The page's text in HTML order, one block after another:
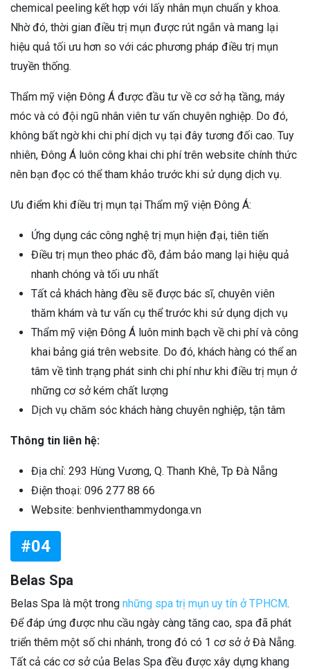
chemical peeling kết hợp với lấy nhân mụn chuẩn y khoa.
Nhờ đó, thời gian điều trị mụn được rút ngắn và mang lại
hiệu quả tối ưu hơn so với các phương pháp điều trị mụn
truyền thống.
Thẩm mỹ viện Đông Á được đầu tư về cơ sở hạ tầng, máy
móc và có đội ngũ nhân viên tư vấn chuyên nghiệp. Do đó,
không bất ngờ khi chi phí dịch vụ tại đây tương đối cao. Tuy
nhiên, Đông Á luôn công khai chi phí trên website chính thức
nên bạn đọc có thể tham khảo trước khi sử dụng dịch vụ.
Ưu điểm khi điều trị mụn tại Thẩm mỹ viện Đông Á:
Ứng dụng các công nghệ trị mụn hiện đại, tiên tiến
Điều trị mụn theo phác đồ, đảm bảo mang lại hiệu quả
nhanh chóng và tối ưu nhất
Tất cả khách hàng đều sẽ được bác sĩ, chuyên viên
thăm khám và tư vấn cụ thể trước khi sử dụng dịch vụ
Thẩm mỹ viện Đông Á luôn minh bạch về chi phí và công
khai bảng giá trên website. Do đó, khách hàng có thể an
tâm về tình trạng phát sinh chi phí như khi điều trị mụn ở
những cơ sở kém chất lượng
Dịch vụ chăm sóc khách hàng chuyên nghiệp, tận tâm
Thông tin liên hệ:
Địa chỉ: 293 Hùng Vương, Q. Thanh Khê, Tp Đà Nẵng
Điện thoại: 096 277 88 66
Website: benhvienthammydonga.vn
#04
Belas Spa
Belas Spa là một trong những spa trị mụn uy tín ở TPHCM.
Để đáp ứng được nhu cầu ngày càng tăng cao, spa đã phát
triển thêm một số chi nhánh, trong đó có 1 cơ sở ở Đà Nẵng.
Tất cả các cơ sở của Belas Spa đều được xây dựng khang